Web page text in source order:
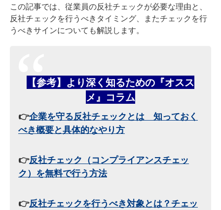
この記事では、従業員の反社チェックが必要な理由と、
反社チェックを行うべきタイミング、またチェックを行
うべきサインについても解説します。
【参考】より深く知るための『オスス
メ』コラム
👉企業を守る反社チェックとは 知っておく
べき概要と具体的なやり方
👉反社チェック（コンプライアンスチェッ
ク）を無料で行う方法
👉反社チェックを行うべき対象とは？チェッ